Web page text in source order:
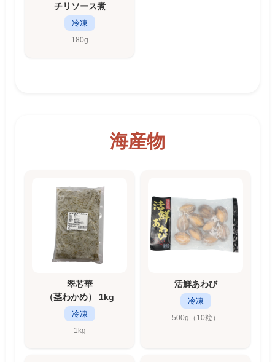
チリソース煮
冷凍
180g
海産物
翠芯華
（茎わかめ） 1kg
冷凍
1kg
活鮮あわび
冷凍
500g（10粒）